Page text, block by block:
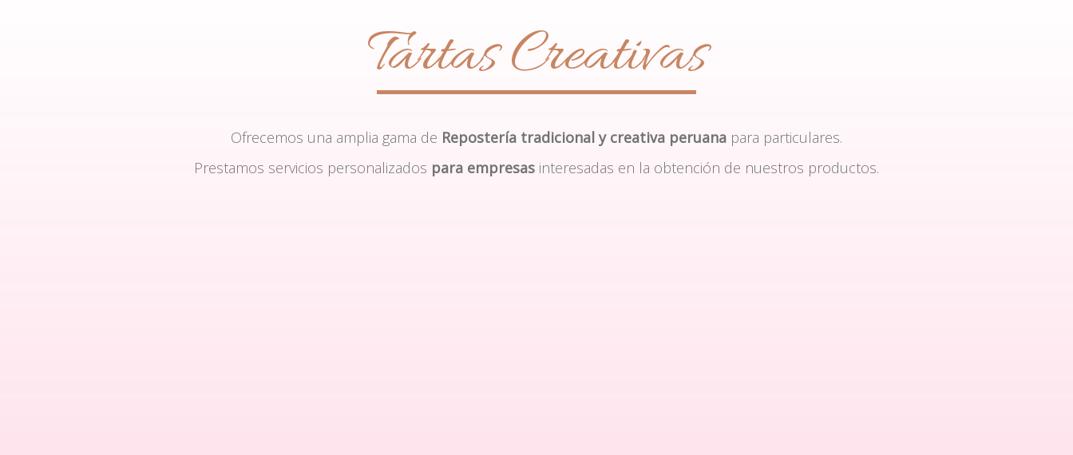
Tartas Creativas
Ofrecemos una amplia gama de Repostería tradicional y creativa peruana para particulares.
Prestamos servicios personalizados para empresas interesadas en la obtención de nuestros productos.